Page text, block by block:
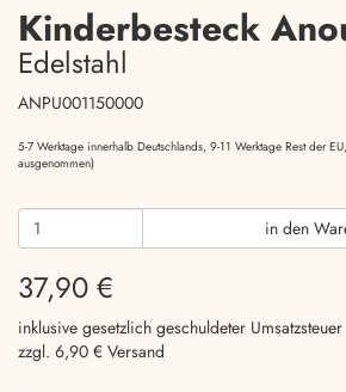
Kinderbesteck
Edelstahl
ANPU001150000
5-7 Werktage innerhalb Deutschlands, 9-11 Werktage Rest der
ausgenommen)
in den
37,90 €
inklusive gesetzlich geschuldeter Umsatzsteuer
zzgl. 6,90 € Versand